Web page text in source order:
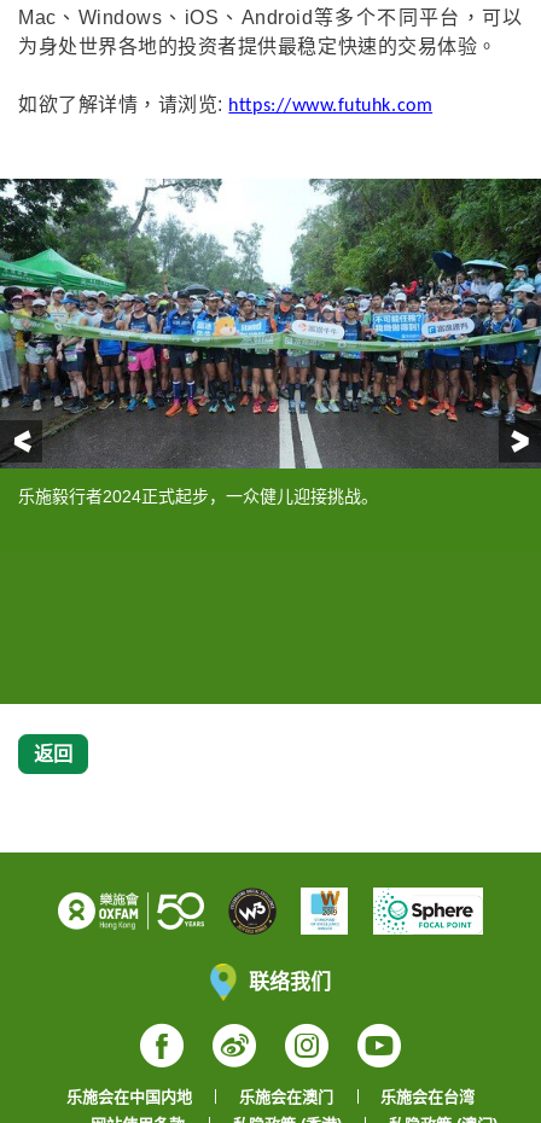
Mac、Windows、iOS、Android等多个不同平台，可以
为身处世界各地的投资者提供最稳定快速的交易体验。
如欲了解详情，请浏览: https://www.futuhk.com
前一页
乐施毅行者2024正式起步，一众健儿迎接挑战。
乐施毅行者督导小组召集人陈智思（左四）、教育局局长蔡若莲
（由左至右）乐施会董事会成员Wayne Porritt、乐施会董事会主席
（由左至右）乐施会总裁曾迦慧、乐施大使梁钊峰、富途控股联合
超过40位来自不同界别的商界领袖参加「乐施毅行者2024领袖
首席赞助富途证券派出队伍参与「乐施毅行者2024」，精神奕奕准
首席赞助富途证券邀请资深超级毅行者陈国强KK Sir带领富途60支队
乐施毅行者督导小组召集人陈智思期待毅行者日后创造更多新篇
律政司副司长张国钧出席「乐施毅行者2024」的起步礼。
乐施毅行者首席赞助富途证券创办人兼董事长李华（右），以及富
返回
联络我们
Facebook
WeiboInstagram
YouTube
乐施会在中国内地 乐施会在澳门
乐施会在台湾